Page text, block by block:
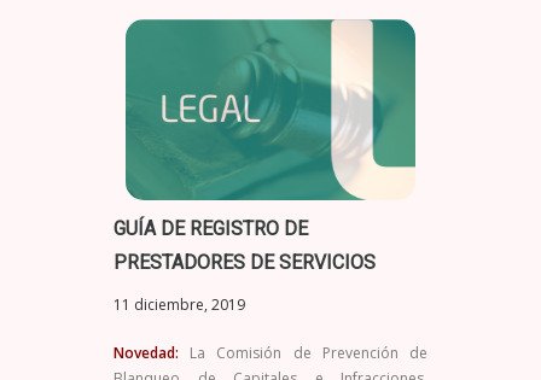
GUÍA DE REGISTRO DE
PRESTADORES DE SERVICIOS
11 diciembre, 2019
Novedad: La Comisión de Prevención de